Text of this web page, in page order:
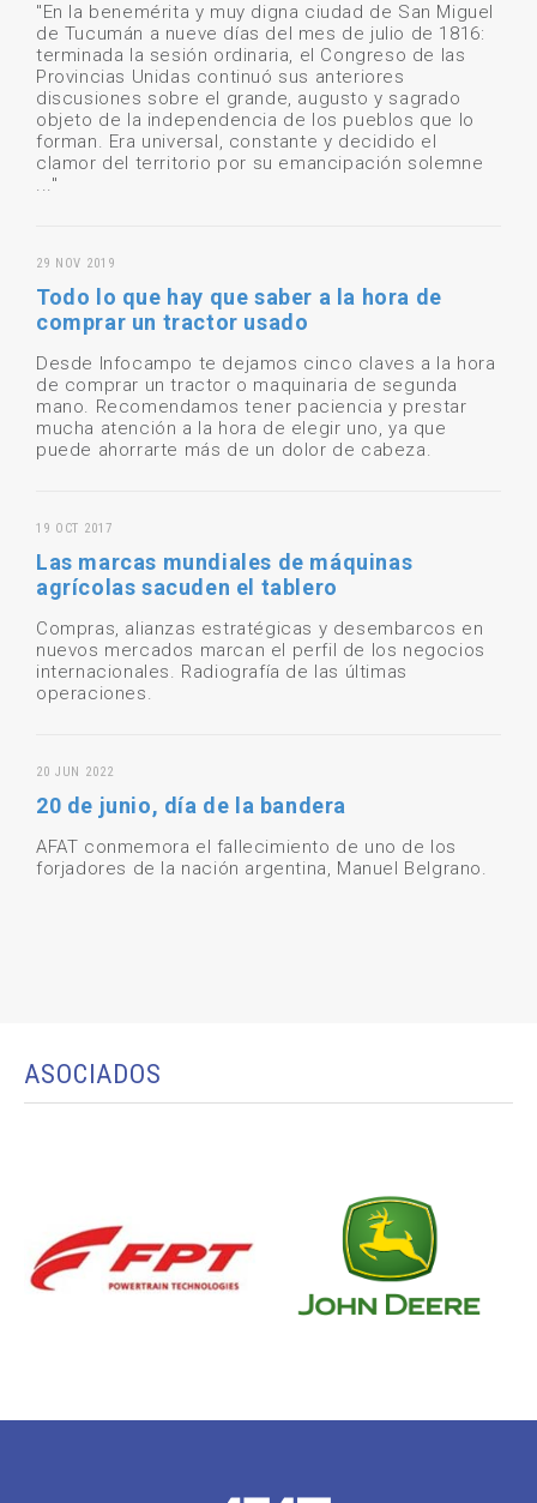
"En la benemérita y muy digna ciudad de San Miguel
de Tucumán a nueve días del mes de julio de 1816:
terminada la sesión ordinaria, el Congreso de las
Provincias Unidas continuó sus anteriores
discusiones sobre el grande, augusto y sagrado
objeto de la independencia de los pueblos que lo
forman. Era universal, constante y decidido el
clamor del territorio por su emancipación solemne
..."
29 NOV 2019
Todo lo que hay que saber a la hora de
comprar un tractor usado
Desde Infocampo te dejamos cinco claves a la hora
de comprar un tractor o maquinaria de segunda
mano. Recomendamos tener paciencia y prestar
mucha atención a la hora de elegir uno, ya que
puede ahorrarte más de un dolor de cabeza.
19 OCT 2017
Las marcas mundiales de máquinas
agrícolas sacuden el tablero
Compras, alianzas estratégicas y desembarcos en
nuevos mercados marcan el perfil de los negocios
internacionales. Radiografía de las últimas
operaciones.
20 JUN 2022
20 de junio, día de la bandera
AFAT conmemora el fallecimiento de uno de los
forjadores de la nación argentina, Manuel Belgrano.
ASOCIADOS